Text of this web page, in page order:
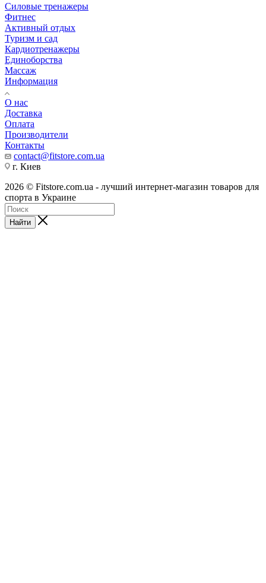
Силовые тренажеры
Фитнес
Активный отдых
Туризм и сад
Кардиотренажеры
Единоборства
Массаж
Информация
О нас
Доставка
Оплата
Производители
Контакты
contact@fitstore.com.ua
г. Киев
2026 © Fitstore.com.ua - лучший интернет-магазин товаров для
спорта в Украине
Найти